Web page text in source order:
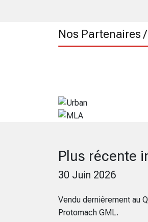
Nos Partenaires
Plus récente
30 Juin 2026
Vendu dernièrement au
Protomach GML.